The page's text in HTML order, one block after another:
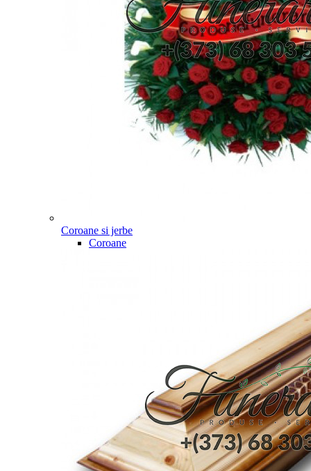
Coroane si jerbe
Coroane